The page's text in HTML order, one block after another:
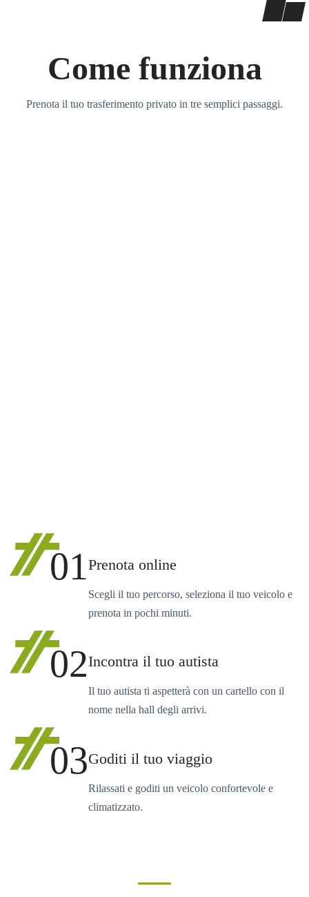
Come funziona
Prenota il tuo trasferimento privato in tre semplici passaggi.
01Prenota online
Scegli il tuo percorso, seleziona il tuo veicolo e
prenota in pochi minuti.
02Incontra il tuo autista
Il tuo autista ti aspetterà con un cartello con il
nome nella hall degli arrivi.
03Goditi il tuo viaggio
Rilassati e goditi un veicolo confortevole e
climatizzato.